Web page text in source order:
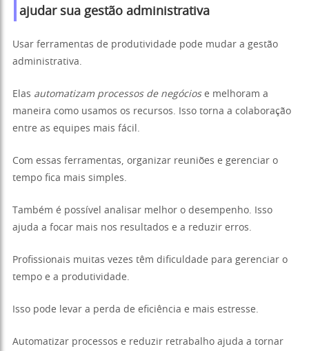
ajudar sua gestão administrativa
Usar ferramentas de produtividade pode mudar a gestão
administrativa.
Elas automatizam processos de negóciose melhoram a
maneira como usamos os recursos. Isso torna a colaboração
entre as equipes mais fácil.
Com essas ferramentas, organizar reuniões e gerenciar o
tempo fica mais simples.
Também é possível analisar melhor o desempenho. Isso
ajuda a focar mais nos resultados e a reduzir erros.
Profissionais muitas vezes têm dificuldade para gerenciar o
tempo e a produtividade.
Isso pode levar a perda de eficiência e mais estresse.
Automatizar processos e reduzir retrabalho ajuda a tornar